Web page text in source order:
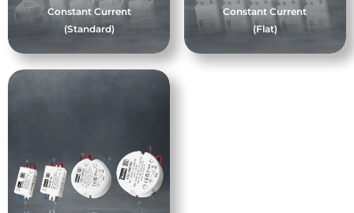
Constant Current
(Standard)
Constant Current
(Flat)